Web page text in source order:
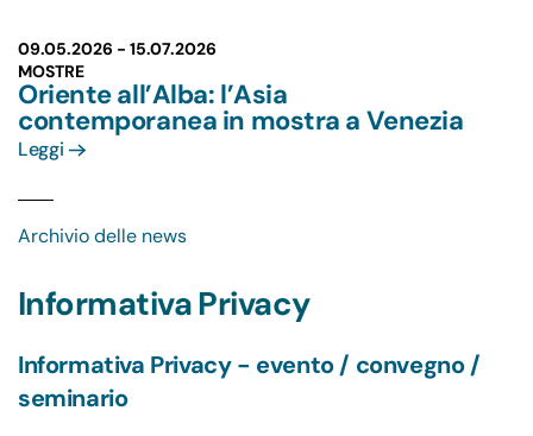
09.05.2026 - 15.07.2026
MOSTRE
Oriente all’Alba: l’Asia
contemporanea in mostra a Venezia
Leggi
Archivio delle news
Informativa Privacy
Informativa Privacy - evento / convegno /
seminario